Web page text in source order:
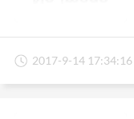
2017-9-14 17:34:16